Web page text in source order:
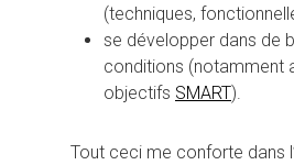
(techniques,
se développer dans de
conditions (notamment
objectifs SMART).
Tout ceci me conforte dans